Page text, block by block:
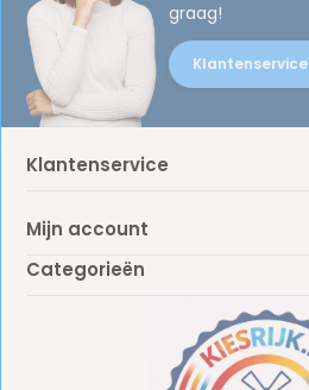
graag!
Klantenservice
Klantenservice
Mijn account
Categorieën